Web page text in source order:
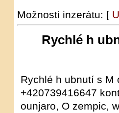
Možnosti inzerátu: [
Rychlé h
Rychlé h ubnutí s M
+420739416647
ounjaro, O zempic,